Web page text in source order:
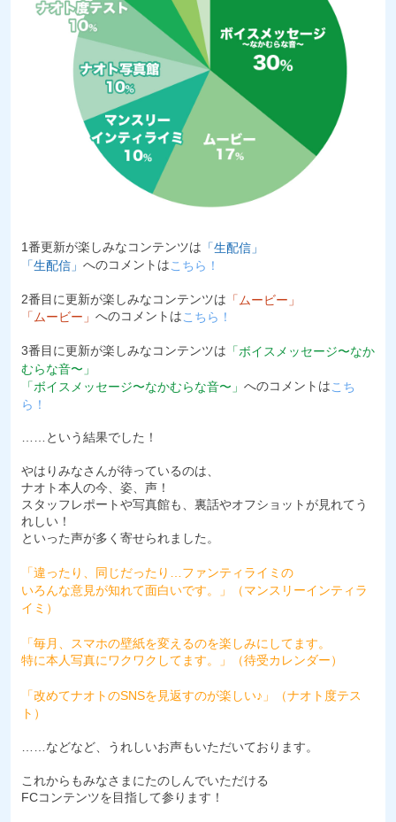
1番更新が楽しみなコンテンツは 「生配信」
「生配信」 へのコメントはこちら！
2番目に更新が楽しみなコンテンツは 「ムービー」
「ムービー」 へのコメントはこちら！
3番目に更新が楽しみなコンテンツは 「ボイスメッセージ〜なか
むらな音〜」
「ボイスメッセージ〜なかむらな音〜」 へのコメントはこち
ら！
……という結果でした！
やはりみなさんが待っているのは、
ナオト本人の今、姿、声！
スタッフレポートや写真館も、裏話やオフショットが見れてう
れしい！
といった声が多く寄せられました。
「違ったり、同じだったり…ファンティライミの
いろんな意見が知れて面白いです。」（マンスリーインティラ
イミ）
「毎月、スマホの壁紙を変えるのを楽しみにしてます。
特に本人写真にワクワクしてます。」（待受カレンダー）
「改めてナオトのSNSを見返すのが楽しい♪」（ナオト度テス
ト）
……などなど、うれしいお声もいただいております。
これからもみなさまにたのしんでいただける
FCコンテンツを目指して参ります！